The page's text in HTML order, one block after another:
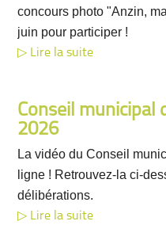
concours photo "Anzin,
juin pour participer !
Lire la suite
Conseil municipal
2026
La vidéo du Conseil
ligne ! Retrouvez-la ci-
délibérations.
Lire la suite